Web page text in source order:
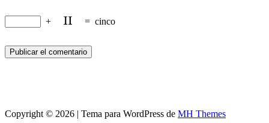
+ = cinco
Copyright © 2026 | Tema para WordPress de MH Themes